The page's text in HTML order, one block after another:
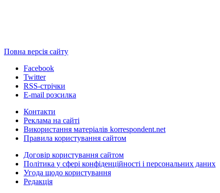
Повна версія сайту
Facebook
Twitter
RSS-стрічки
E-mail розсилка
Контакти
Реклама на сайті
Використання матеріалів korrespondent.net
Правила користування сайтом
Договір користування сайтом
Політика у сфері конфіденційності і персональних даних
Угода щодо користування
Редакція